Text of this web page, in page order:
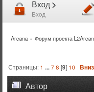
Вход >
Вход
Arcana» Форум проекта
Страницы: 1 ...7 8 [9] 10 Вниз
Автор